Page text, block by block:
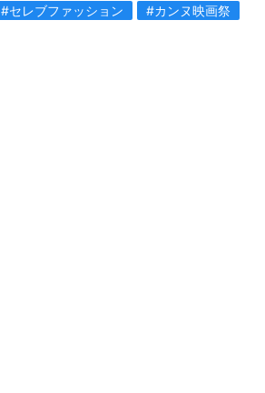
#セレブファッション #カンヌ映画祭